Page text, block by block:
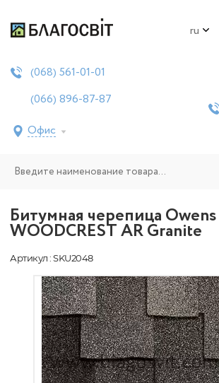
ru
(068) 561-01-01
(066) 896-87-87
Офис
Битумная черепица
WOODCREST AR Granite
Артикул : SKU2048